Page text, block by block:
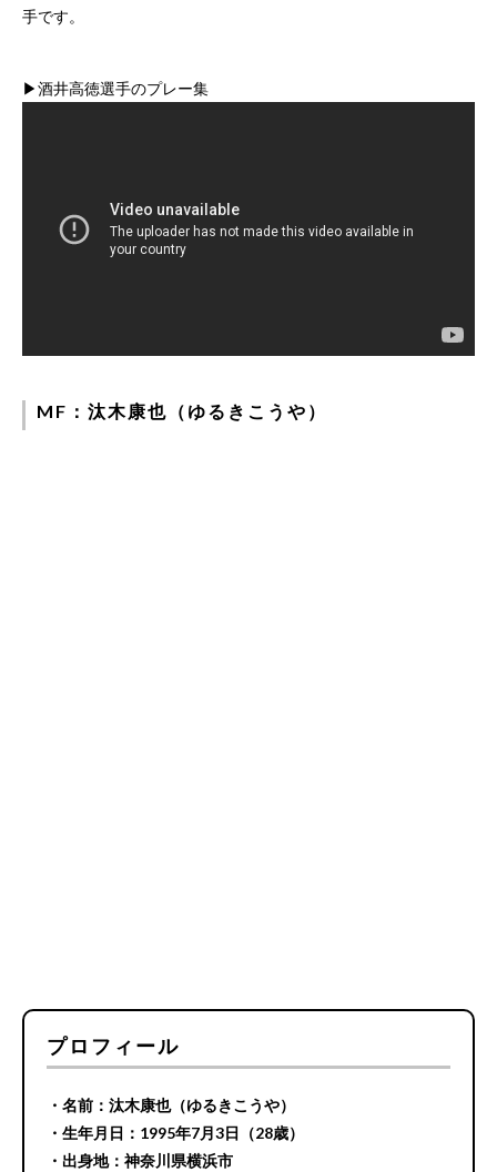
手です。
▶︎酒井高徳選手のプレー集
MF：汰木康也（ゆるきこうや）
プロフィール
・名前：汰木康也（ゆるきこうや）
・生年月日：1995年7月3日（28歳）
・出身地：神奈川県横浜市